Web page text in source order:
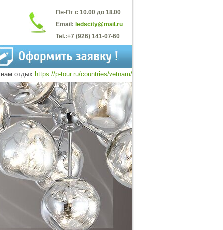
Пн-Пт с 10.00 до 18.00
Email: ledscity@mail.ru
Tel.:+7 (926) 141-07-60
отдых https://p-tour.ru/countries/vetnam/